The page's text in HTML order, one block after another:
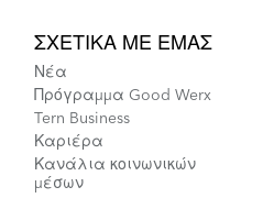
ΣΧΕΤΙΚΆ ΜΕ ΕΜΆΣ
Νέα
Πρόγραμμα Good Werx
Tern Business
Καριέρα
Κανάλια κοινωνικών
μέσων